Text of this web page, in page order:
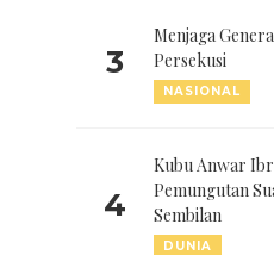
3
Menjaga
Persekusi
NASIONAL
4
Kubu Anwar
Pemungutan
Sembilan
DUNIA